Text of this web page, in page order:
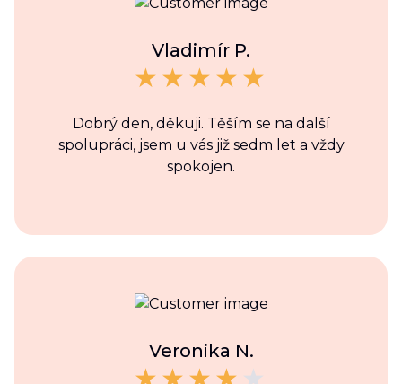
Vladimír P.
Dobrý den, děkuji. Těším se na další
spolupráci, jsem u vás již sedm let a vždy
spokojen.
Veronika N.